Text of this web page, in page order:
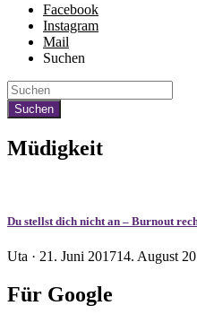
Facebook
Instagram
Mail
Suchen
Müdigkeit
Du stellst dich nicht an – Burnout
Uta · Veröffentlicht
21. Juni 201714. August
Für Google